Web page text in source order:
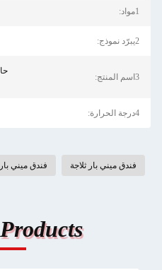
1مواد:
2يبرّد نموذج:
3اسم المنتج:
4درجة الحرارة:
فندق ميني بار ثلاجة فندق ميني بار